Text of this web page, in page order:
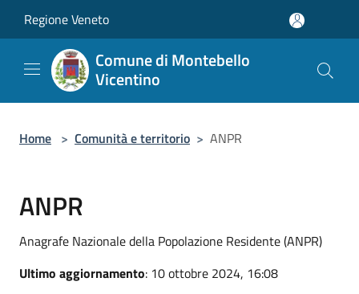
Regione Veneto
Comune di Montebello
Vicentino
Home > Comunità e territorio > ANPR
ANPR
Anagrafe Nazionale della Popolazione Residente (ANPR)
Ultimo aggiornamento: 10 ottobre 2024, 16:08